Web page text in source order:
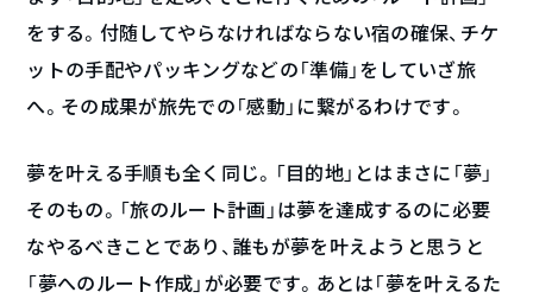
をする。付随してやらなければならない宿の確保、チケ
ットの手配やパッキングなどの「準備」をしていざ旅
へ。その成果が旅先での「感動」に繋がるわけです。
夢を叶える手順も全く同じ。「目的地」とはまさに「夢」
そのもの。「旅のルート計画」は夢を達成するのに必要
なやるべきことであり、誰もが夢を叶えようと思うと
「夢へのルート作成」が必要です。あとは「夢を叶えるた